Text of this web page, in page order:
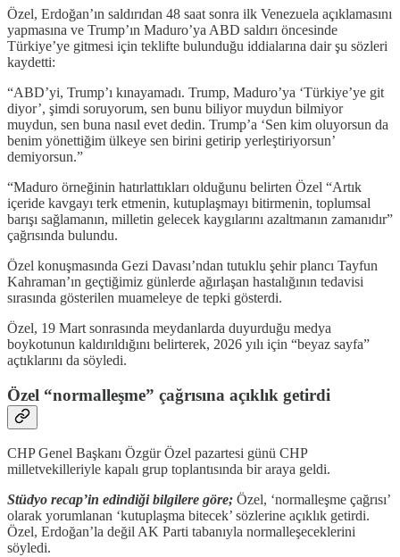
Özel, Erdoğan’ın saldırıdan 48 saat sonra ilk Venezuela açıklamasını
yapmasına ve Trump’ın Maduro’ya ABD saldırı öncesinde
Türkiye’ye gitmesi için teklifte bulunduğu iddialarına dair şu sözleri
kaydetti:
“ABD’yi, Trump’ı kınayamadı. Trump, Maduro’ya ‘Türkiye’ye git
diyor’, şimdi soruyorum, sen bunu biliyor muydun bilmiyor
muydun, sen buna nasıl evet dedin. Trump’a ‘Sen kim oluyorsun da
benim yönettiğim ülkeye sen birini getirip yerleştiriyorsun’
demiyorsun.”
“Maduro örneğinin hatırlattıkları olduğunu belirten Özel “Artık
içeride kavgayı terk etmenin, kutuplaşmayı bitirmenin, toplumsal
barışı sağlamanın, milletin gelecek kaygılarını azaltmanın zamanıdır”
çağrısında bulundu.
Özel konuşmasında Gezi Davası’ndan tutuklu şehir plancı Tayfun
Kahraman’ın geçtiğimiz günlerde ağırlaşan hastalığının tedavisi
sırasında gösterilen muameleye de tepki gösterdi.
Özel, 19 Mart sonrasında meydanlarda duyurduğu medya
boykotunun kaldırıldığını belirterek, 2026 yılı için “beyaz sayfa”
açtıklarını da söyledi.
Özel “normalleşme” çağrısına açıklık getirdi
CHP Genel Başkanı Özgür Özel pazartesi günü CHP
milletvekilleriyle kapalı grup toplantısında bir araya geldi.
Stüdyo recap’in edindiği bilgilere göre; Özel, ‘normalleşme çağrısı’
olarak yorumlanan ‘kutuplaşma bitecek’ sözlerine açıklık getirdi.
Özel, Erdoğan’la değil AK Parti tabanıyla normalleşeceklerini
söyledi.